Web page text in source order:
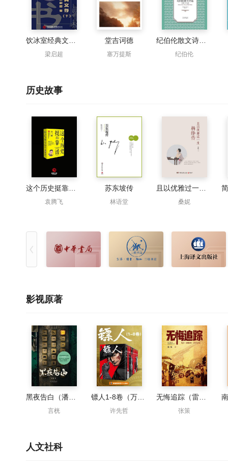
梁启超
堂吉诃德
塞万提斯 纪伯伦
历史故事
袁腾飞
苏东坡传
林语堂 桑妮
影视原著
言桄 许先哲 张策
人文社科